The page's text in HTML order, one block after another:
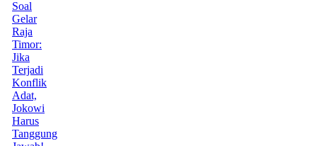
Soal
Gelar
Raja
Timor:
Jika
Terjadi
Konflik
Adat,
Jokowi
Harus
Tanggung